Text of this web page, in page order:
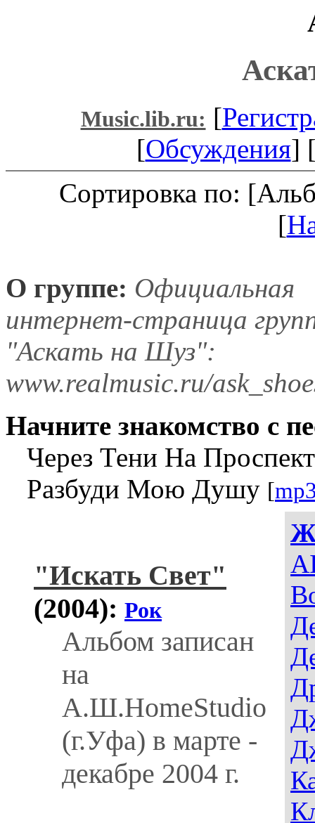
Music.lib.ru: [
[Обсуждения]
Сортировка по:
[
О группе: Официальная
интернет-страница
"Аскать на Шуз":
www.realmusic.ru/
Начните знакомство с
Через Тени На
Разбуди Мою Душу [
"Искать Свет"
(2004): Рок
Альбом записан
на
А.Ш.HomeStudio
(г.Уфа) в марте -
декабре 2004 г.